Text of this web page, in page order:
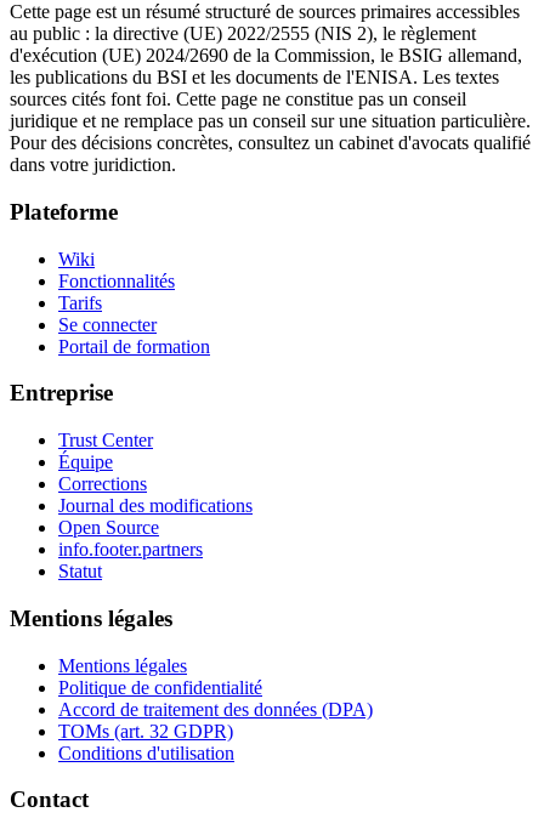
Cette page est un résumé structuré de sources primaires accessibles
au public : la directive (UE) 2022/2555 (NIS 2), le règlement
d'exécution (UE) 2024/2690 de la Commission, le BSIG allemand,
les publications du BSI et les documents de l'ENISA. Les textes
sources cités font foi. Cette page ne constitue pas un conseil
juridique et ne remplace pas un conseil sur une situation particulière.
Pour des décisions concrètes, consultez un cabinet d'avocats qualifié
dans votre juridiction.
Plateforme
Wiki
Fonctionnalités
Tarifs
Se connecter
Portail de formation
Entreprise
Trust Center
Équipe
Corrections
Journal des modifications
Open Source
info.footer.partners
Statut
Mentions légales
Mentions légales
Politique de confidentialité
Accord de traitement des données (DPA)
TOMs (art. 32 GDPR)
Conditions d'utilisation
Contact